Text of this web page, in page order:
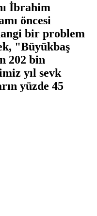
İbrahim
öncesi
bir problem
"Büyükbaş
202 bin
yıl sevk
yüzde 45